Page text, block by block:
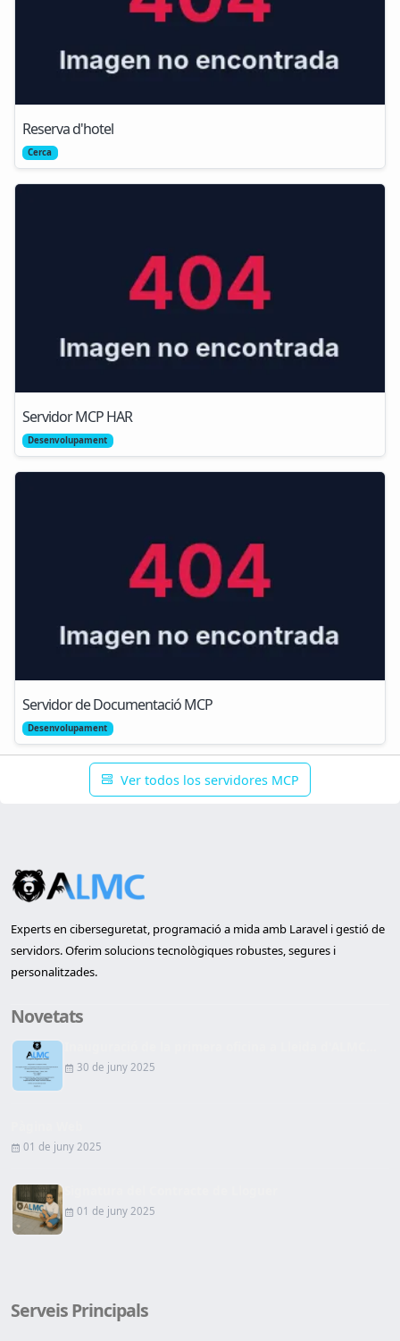
Reserva d'hotel
Cerca
Servidor MCP HAR
Desenvolupament
Servidor de Documentació MCP
Desenvolupament
Ver todos los servidores MCP
Experts en ciberseguretat, programació a mida amb Laravel i gestió de
servidors. Oferim solucions tecnològiques robustes, segures i
personalitzades.
Novetats
30 de juny 2025
01 de juny 2025
01 de juny 2025
Serveis Principals